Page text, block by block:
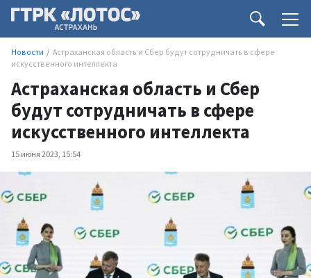
Новости
Астраханская область и Сбер будут сотрудничать в сфере
искусственного интеллекта
Астраханская область и Сбер
будут сотрудничать в сфере
искусственного интеллекта
15 июня 2023, 15:54